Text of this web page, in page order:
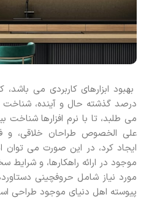
بهبود ابزارهای کاربردی می
درصد گذشته حال و آینده،
می طلبد، تا با نرم افزارها شناخت
علی الخصوص طراحان خلاقی، و
ایجاد کرد، در این صورت می
موجود در ارائه راهکارها، و
مورد نیاز شامل حروفچینی
پیوسته اهل دنیای موجود طراحی